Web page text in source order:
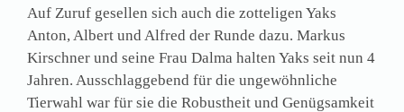
Auf Zuruf gesellen sich auch die zotteligen Yaks
Anton, Albert und Alfred der Runde dazu. Markus
Kirschner und seine Frau Dalma halten Yaks seit nun 4
Jahren. Ausschlaggebend für die ungewöhnliche
Tierwahl war für sie die Robustheit und Genügsamkeit